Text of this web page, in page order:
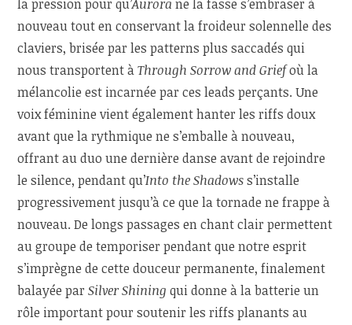
la pression pour qu’Aurora ne la fasse s’embraser à
nouveau tout en conservant la froideur solennelle des
claviers, brisée par les patterns plus saccadés qui
nous transportent àThrough Sorrow and Griefoù la
mélancolie est incarnée par ces leads perçants. Une
voix féminine vient également hanter les riffs doux
avant que la rythmique ne s’emballe à nouveau,
offrant au duo une dernière danse avant de rejoindre
le silence, pendant qu’Into the Shadowss’installe
progressivement jusqu’à ce que la tornade ne frappe à
nouveau. De longs passages en chant clair permettent
au groupe de temporiser pendant que notre esprit
s’imprègne de cette douceur permanente, finalement
balayée parSilver Shining qui donne à la batterie un
rôle important pour soutenir les riffs planants au